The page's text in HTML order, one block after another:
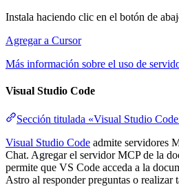
Instala haciendo clic en el botón de
Agregar a Cursor
Más información sobre el uso de
Visual Studio Code
Sección titulada «Visual Studio
Visual Studio Code admite servidores
Chat. Agregar el servidor MCP de la
permite que VS Code acceda a la
Astro al responder preguntas o realizar